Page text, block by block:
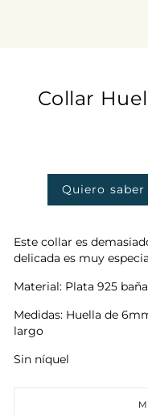
Collar
Quiero
Este collar es
delicada es muy
Material: Plata 925
Medidas: Huella de
largo
Sin níquel